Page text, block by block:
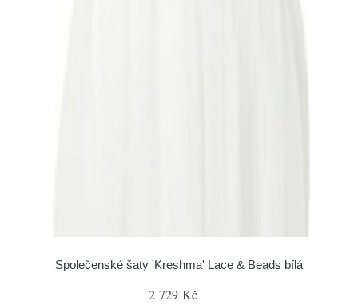
Společenské šaty 'Kreshma' Lace & Beads bílá
2 729 Kč